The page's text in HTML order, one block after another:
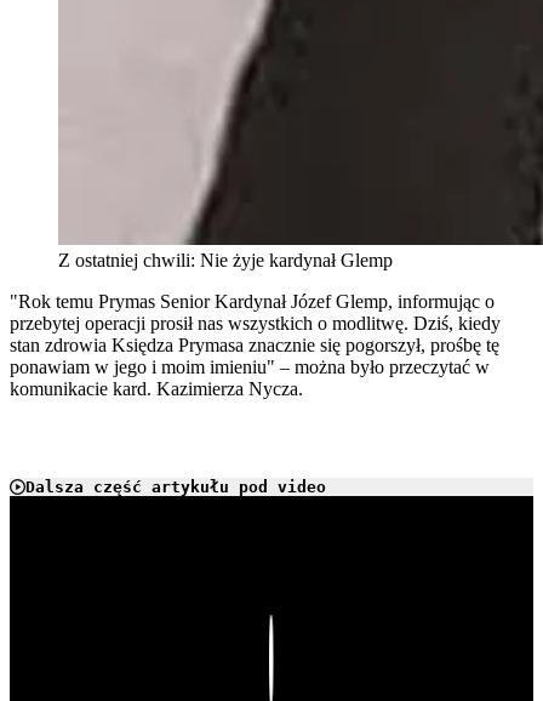
Z ostatniej chwili: Nie żyje kardynał Glemp
"Rok temu Prymas Senior Kardynał Józef Glemp, informując o
przebytej operacji prosił nas wszystkich o modlitwę. Dziś, kiedy
stan zdrowia Księdza Prymasa znacznie się pogorszył, prośbę tę
ponawiam w jego i moim imieniu" – można było przeczytać w
komunikacie kard. Kazimierza Nycza.
Dalsza część artykułu pod video